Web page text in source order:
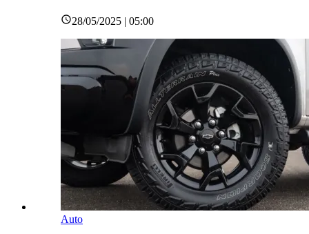
28/05/2025 | 05:00
Auto